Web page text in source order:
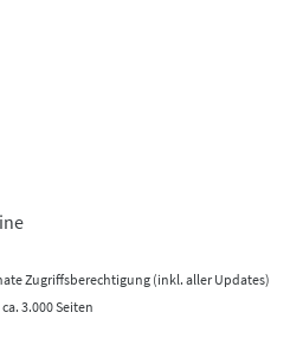
Zugriffsberechtigung (inkl. aller Updates)
3.000 Seiten